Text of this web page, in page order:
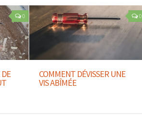
0 0
COMMENT DÉVISSER UNE
VIS ABÎMÉE